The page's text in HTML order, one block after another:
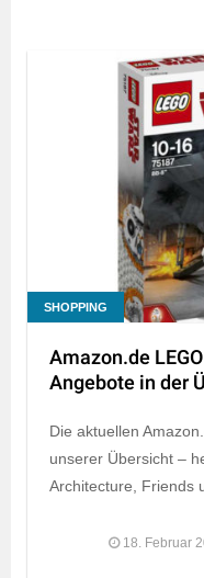
SHOPPING
Amazon.de
Angebote in der
Die aktuellen
unserer Übersicht –
Architecture, Friends
18. Februar